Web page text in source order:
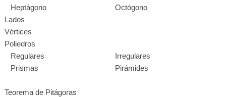
Heptágono
Octógono
Lados
Vértices
Poliedros
Regulares
Irregulares
Prismas
Pirámides
Teorema de Pitágoras